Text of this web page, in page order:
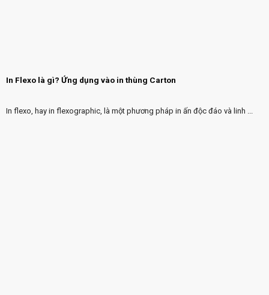
In Flexo là gì? Ứng dụng vào in thùng Carton
In flexo, hay in flexographic, là một phương pháp in ấn độc đáo và linh ...